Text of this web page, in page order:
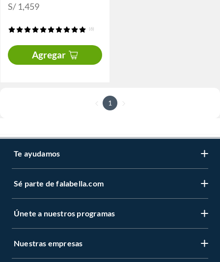
S/ 1,459
(6)
Agregar
1
Te ayudamos
Sé parte de falabella.com
Únete a nuestros programas
Nuestras empresas